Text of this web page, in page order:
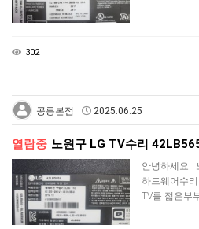
302
공릉본점 2025.06.25
열람중 노원구 LG TV수리
안녕하세요
하드웨어수
TV를 젋은부